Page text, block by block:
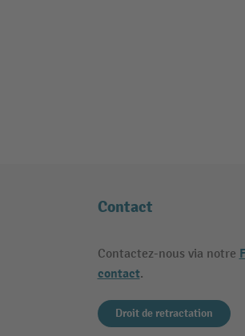
Contact
Contactez-nous via notre
contact.
Droit de retractation